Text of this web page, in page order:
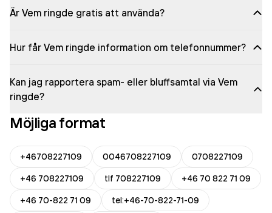
Är Vem ringde gratis att använda?
Hur får Vem ringde information om telefonnummer?
Kan jag rapportera spam- eller bluffsamtal via Vem
ringde?
Möjliga format
+46708227109 0046708227109
0708227109
+46 708227109
tlf 708227109
+46 70 822 71 09
+46 70-822 71 09
tel:+46-70-822-71-09